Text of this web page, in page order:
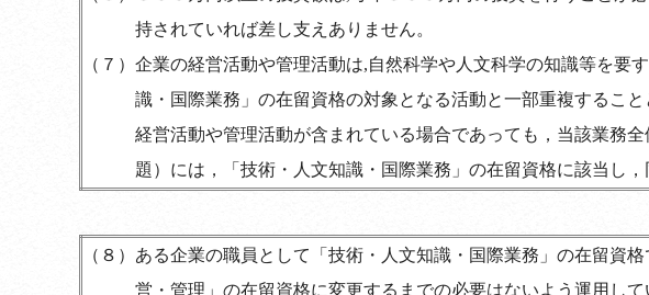
持されていれば差し支えありません。
（７） 企業の経営活動や管理活動は,自然科学や人文科学の知識等を要
識・国際業務」の在留資格の対象となる活動と一部重複するこ
経営活動や管理活動が含まれている場合であっても，当該業務
題）には，「技術・人文知識・国際業務」の在留資格に該当し
（８） ある企業の職員として「技術・人文知識・国際業務」の在留資
営・管理」の在留資格に変更するまでの必要はないよう運用し